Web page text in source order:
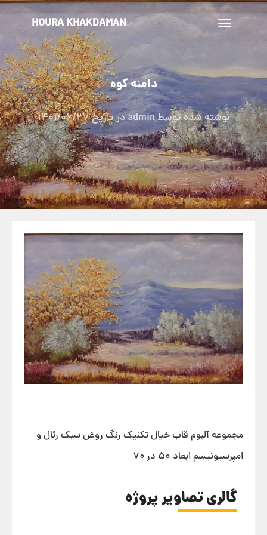
تغییر
HOURA KHAKDAMAN
دامنه کوه
نوشته شده توسطadminدر تاریخ1401/06/27
مجموعه آلبوم قاب خیال تکنیک رنگ روغن سبک رئال و
امپرسیونیسم ابعاد ۵۰ در ۷۰
گالری تصاویر پروژه